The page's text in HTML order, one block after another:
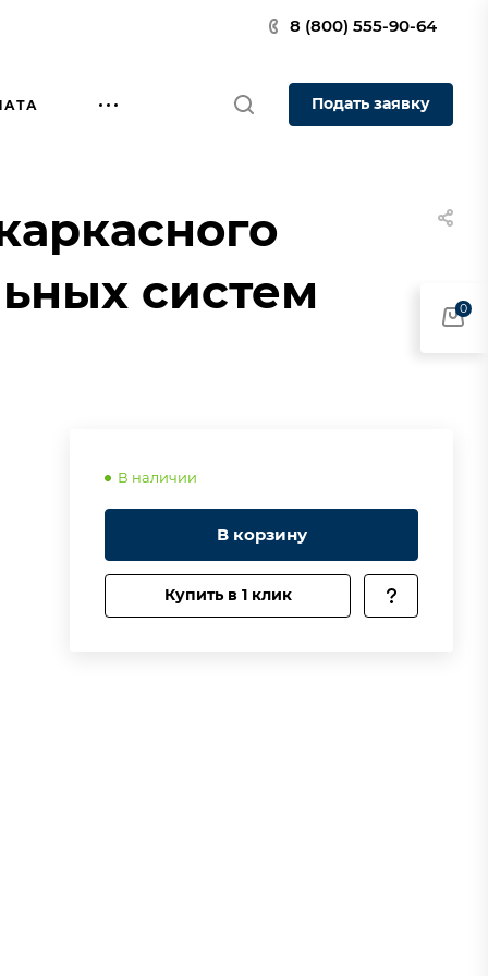
8 (800) 555-90-64
Подать заявку
систем
В наличии
В корзину
Купить в 1 клик
0